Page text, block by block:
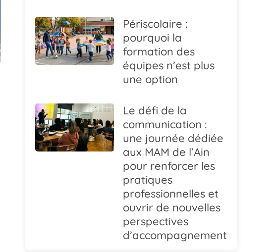
Périscolaire :
pourquoi la
formation des
équipes n’est plus
une option
Le défi de la
communication :
une journée dédiée
aux MAM de l’Ain
pour renforcer les
pratiques
professionnelles et
ouvrir de nouvelles
perspectives
d’accompagnement